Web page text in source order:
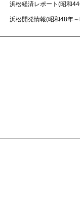
る
浜松経済レポート(昭和
浜松開発情報(昭和48年